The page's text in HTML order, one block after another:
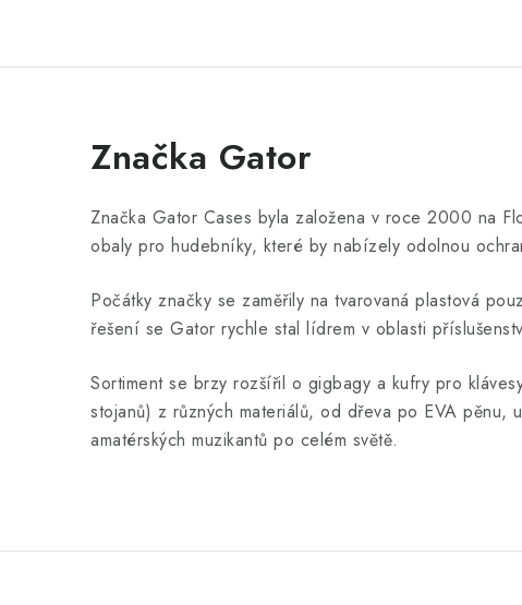
Značka Gator
Značka Gator Cases byla založena v roce 2000 na
obaly pro hudebníky, které by nabízely odolnou
Počátky značky se zaměřily na tvarovaná plastová
řešení se Gator rychle stal lídrem v oblasti
Sortiment se brzy rozšířil o gigbagy a kufry pro
stojanů) z různých materiálů, od dřeva po EVA
amatérských muzikantů po celém světě.